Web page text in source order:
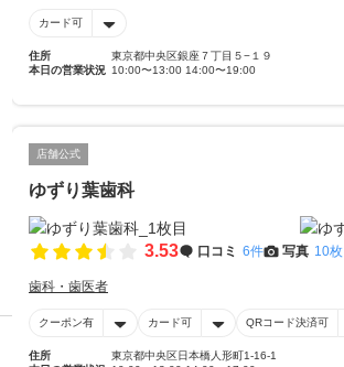
カード可
住所
東京都中央区銀座７丁目５−１９
本日の営業状況 10:00〜13:00 14:00〜19:00
店舗公式
ゆずり葉歯科
3.53 口コミ 6件 写真 10枚
歯科・歯医者
クーポン有 カード可 QRコード決済可
住所
東京都中央区日本橋人形町1-16-1